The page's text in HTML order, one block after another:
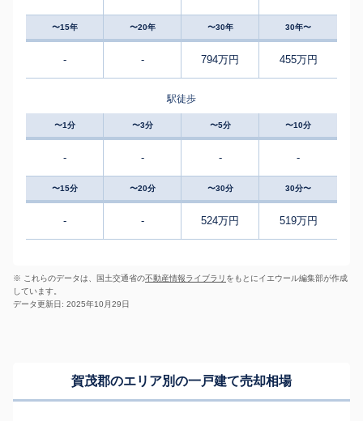
〜15年 〜20年 〜30年 30年〜
- - 794万円 455万円
駅徒歩
〜1分 〜3分 〜5分 〜10分
- - - -
〜15分 〜20分 〜30分 30分〜
- - 524万円 519万円
※ これらのデータは、国土交通省の不動産情報ライブラリ をもとにイエウール編集部が作成
しています。
データ更新日: 2025年10月29日
賀茂郡のエリア別の一戸建て売却相場